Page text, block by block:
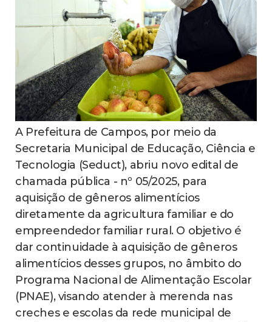
A Prefeitura de Campos, por meio da
Secretaria Municipal de Educação, Ciência e
Tecnologia (Seduct), abriu novo edital de
chamada pública - nº 05/2025, para
aquisição de gêneros alimentícios
diretamente da agricultura familiar e do
empreendedor familiar rural. O objetivo é
dar continuidade à aquisição de gêneros
alimentícios desses grupos, no âmbito do
Programa Nacional de Alimentação Escolar
(PNAE), visando atender à merenda nas
creches e escolas da rede municipal de